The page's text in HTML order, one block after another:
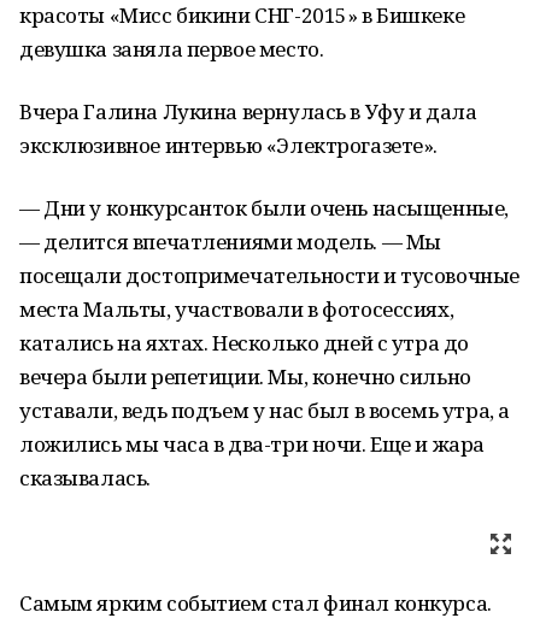
красоты «Мисс бикини СНГ-2015» в Бишкеке
девушка заняла первое место.
Вчера Галина Лукина вернулась в Уфу и дала
эксклюзивное интервью «Электрогазете».
— Дни у конкурсанток были очень насыщенные,
— делится впечатлениями модель. — Мы
посещали достопримечательности и тусовочные
места Мальты, участвовали в фотосессиях,
катались на яхтах. Несколько дней с утра до
вечера были репетиции. Мы, конечно сильно
уставали, ведь подъем у нас был в восемь утра, а
ложились мы часа в два-три ночи. Еще и жара
сказывалась.
Самым ярким событием стал финал конкурса.